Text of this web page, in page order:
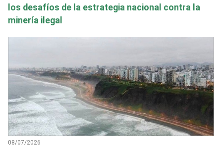
los desafíos de la estrategia nacional contra la
minería ilegal
08/07/2026